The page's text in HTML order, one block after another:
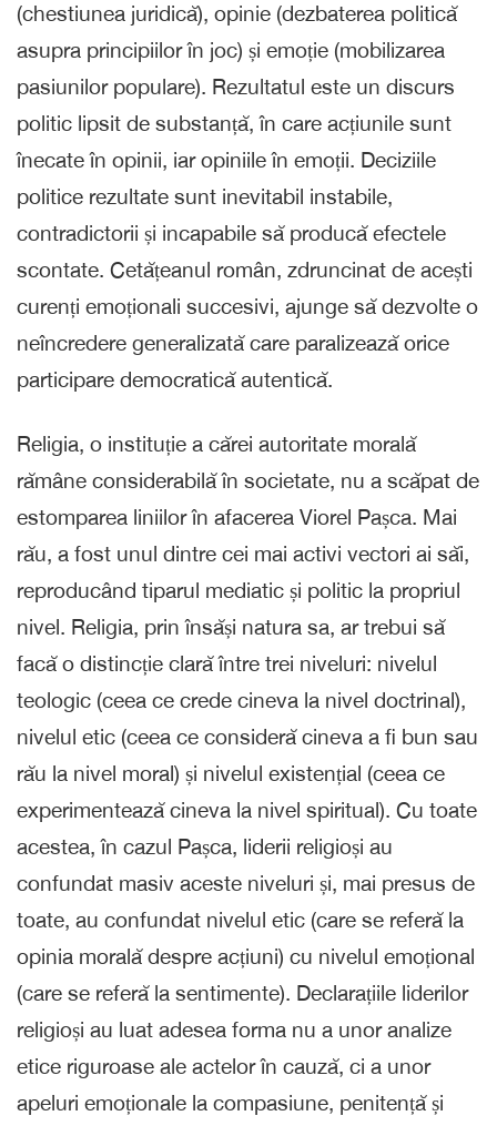
(chestiunea juridică), opinie (dezbaterea politică
asupra principiilor în joc) și emoție (mobilizarea
pasiunilor populare). Rezultatul este un discurs
politic lipsit de substanță, în care acțiunile sunt
înecate în opinii, iar opiniile în emoții. Deciziile
politice rezultate sunt inevitabil instabile,
contradictorii și incapabile să producă efectele
scontate. Cetățeanul român, zdruncinat de acești
curenți emoționali succesivi, ajunge să dezvolte o
neîncredere generalizată care paralizează orice
participare democratică autentică.
Religia, o instituție a cărei autoritate morală
rămâne considerabilă în societate, nu a scăpat de
estomparea liniilor în afacerea Viorel Pașca. Mai
rău, a fost unul dintre cei mai activi vectori ai săi,
reproducând tiparul mediatic și politic la propriul
nivel. Religia, prin însăși natura sa, ar trebui să
facă o distincție clară între trei niveluri: nivelul
teologic (ceea ce crede cineva la nivel doctrinal),
nivelul etic (ceea ce consideră cineva a fi bun sau
rău la nivel moral) și nivelul existențial (ceea ce
experimentează cineva la nivel spiritual). Cu toate
acestea, în cazul Pașca, liderii religioși au
confundat masiv aceste niveluri și, mai presus de
toate, au confundat nivelul etic (care se referă la
opinia morală despre acțiuni) cu nivelul emoțional
(care se referă la sentimente). Declarațiile liderilor
religioși au luat adesea forma nu a unor analize
etice riguroase ale actelor în cauză, ci a unor
apeluri emoționale la compasiune, penitență și